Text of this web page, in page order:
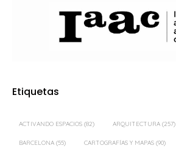
Etiquetas
ACTIVANDO ESPACIOS (82) ARQUITECTURA (257)
BARCELONA (55) CARTOGRAFÍAS Y MAPAS (90)